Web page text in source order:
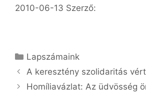
2010-06-13 Szerző:
Kategória
Lapszámaink
A keresztény szolidaritás
Homíliavázlat: Az üdvösség